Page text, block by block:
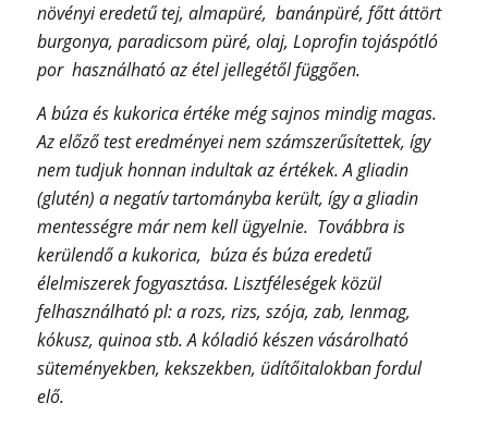
növényi eredetű tej, almapüré, banánpüré, főtt áttört
burgonya, paradicsom püré, olaj, Loprofin tojáspótló
por használható az étel jellegétől függően.
A búza és kukorica értéke még sajnos mindig magas.
Az előző test eredményei nem számszerűsítettek, így
nem tudjuk honnan indultak az értékek. A gliadin
(glutén) a negatív tartományba került, így a gliadin
mentességre már nem kell ügyelnie. Továbbra is
kerülendő a kukorica, búza és búza eredetű
élelmiszerek fogyasztása. Lisztféleségek közül
felhasználható pl: a rozs, rizs, szója, zab, lenmag,
kókusz, quinoa stb. A kóladió készen vásárolható
süteményekben, kekszekben, üdítőitalokban fordul
elő.